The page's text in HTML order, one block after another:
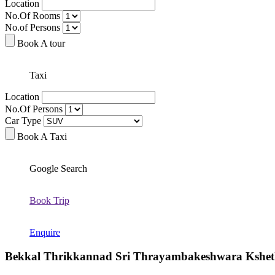
Location
No.Of Rooms
No.of Persons
Book A tour
Taxi
Location
No.Of Persons
Car Type
Book A Taxi
Google Search
Book Trip
Enquire
Bekkal Thrikkannad Sri Thrayambakeshwara